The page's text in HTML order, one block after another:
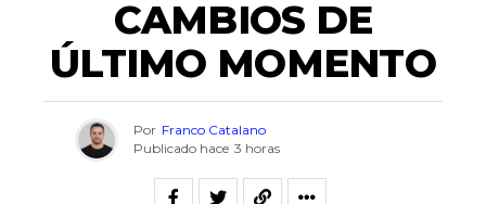
CAMBIOS DE
ÚLTIMO MOMENTO
Por Franco Catalano
Publicado hace 3 horas